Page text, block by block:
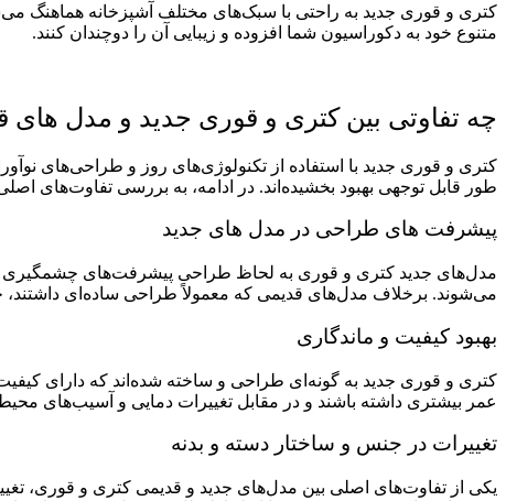
کتری و قوری جدید به راحتی با سبک‌های مختلف آشپزخانه هماهنگ
متنوع خود به دکوراسیون شما افزوده و زیبایی آن را دوچندان کنند.
چه تفاوتی بین کتری و قوری جدید و مدل های
کتری و قوری جدید با استفاده از تکنولوژی‌های روز و طراحی‌های
طور قابل توجهی بهبود بخشیده‌اند. در ادامه، به بررسی تفاوت‌های
پیشرفت های طراحی در مدل های جدید
مدل‌های جدید کتری و قوری به لحاظ طراحی پیشرفت‌های چشمگیری
می‌شوند. برخلاف مدل‌های قدیمی که معمولاً طراحی ساده‌ای داشتند،
بهبود کیفیت و ماندگاری
کتری و قوری جدید به گونه‌ای طراحی و ساخته شده‌اند که دارای
عمر بیشتری داشته باشند و در مقابل تغییرات دمایی و آسیب‌های
تغییرات در جنس و ساختار دسته و بدنه
یکی از تفاوت‌های اصلی بین مدل‌های جدید و قدیمی کتری و قوری،